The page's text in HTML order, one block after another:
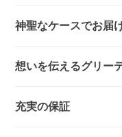
神聖なケースでお届
想いを伝えるグリー
充実の保証